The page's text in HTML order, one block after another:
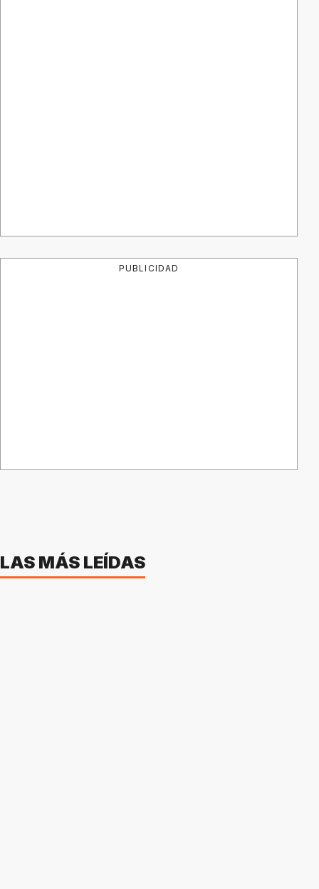
PUBLICIDAD
LAS MÁS LEÍDAS